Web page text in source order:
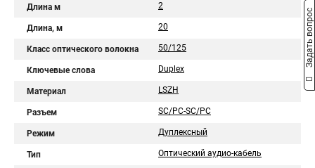
Длина м 2
Длина, м 20
Класс оптического волокна 50/125
Ключевые слова Duplex
Материал LSZH
Разъем SC/PC-SC/PC
Режим Дуплексный
Тип Оптический аудио-кабель
Задать вопрос